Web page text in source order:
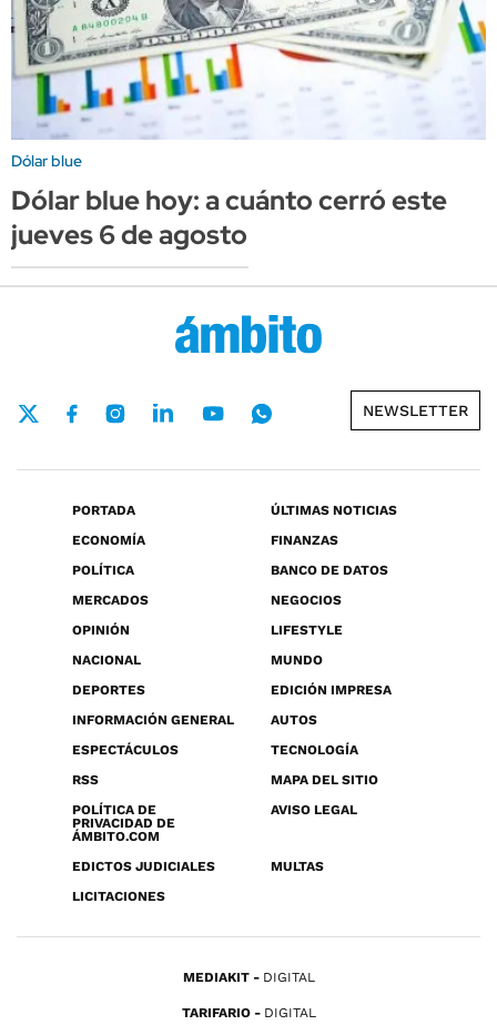
Dólar blue
Dólar blue hoy: a cuánto cerró este
jueves 6 de agosto
NEWSLETTER
PORTADA
ÚLTIMAS NOTICIAS
ECONOMÍA
FINANZAS
POLÍTICA
BANCO DE DATOS
MERCADOS
NEGOCIOS
OPINIÓN
LIFESTYLE
NACIONAL
MUNDO
DEPORTES
EDICIÓN IMPRESA
INFORMACIÓN GENERAL
AUTOS
ESPECTÁCULOS
TECNOLOGÍA
RSS
MAPA DEL SITIO
POLÍTICA DE
PRIVACIDAD DE
ÁMBITO.COM
AVISO LEGAL
EDICTOS JUDICIALES
MULTAS
LICITACIONES
MEDIAKIT DIGITAL
TARIFARIO DIGITAL